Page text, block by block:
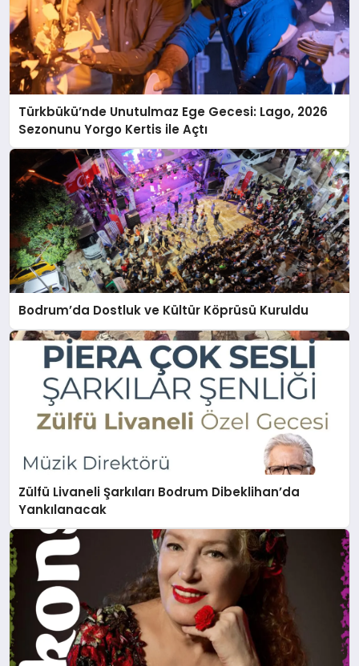
Türkbükü’nde Unutulmaz Ege Gecesi: Lago, 2026
Sezonunu Yorgo Kertis ile Açtı
Bodrum’da Dostluk ve Kültür Köprüsü Kuruldu
Zülfü Livaneli Şarkıları Bodrum Dibeklihan’da
Yankılanacak